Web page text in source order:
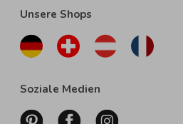
Unsere Shops
Soziale Medien